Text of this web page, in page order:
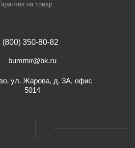
на товар
(800) 350-80-82
bummir@bk.ru
ул. Жарова, д. 3А, офис
5014